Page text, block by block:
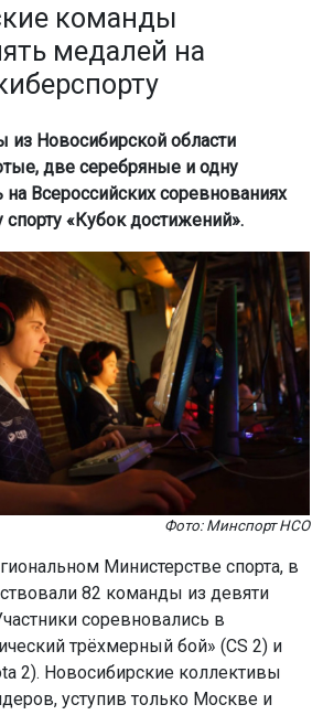
команды
медалей на
из Новосибирской области
две серебряные и одну
Всероссийских соревнованиях
«Кубок достижений».
Фото: Минспорт НСО
Министерстве спорта, в
82 команды из девяти
соревновались в
трёхмерный бой» (CS 2) и
2). Новосибирские коллективы
уступив только Москве и